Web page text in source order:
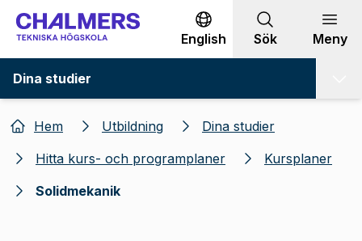
Gå till innehållet
English Sök Meny
Dina studier
Hem Utbildning
Dina studier
Hitta kurs- och programplaner
Kursplaner
Solidmekanik